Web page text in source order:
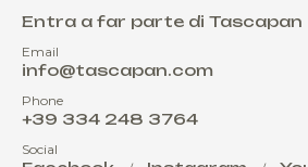
Entra a far parte di Tascapan
Email
info@tascapan.com
Phone
+39 334 248 3764
Social